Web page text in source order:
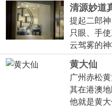
清源妙道
提起二郎
只眼、手
云驾雾的
黄大仙
广州赤松
其在港澳
他就是黄